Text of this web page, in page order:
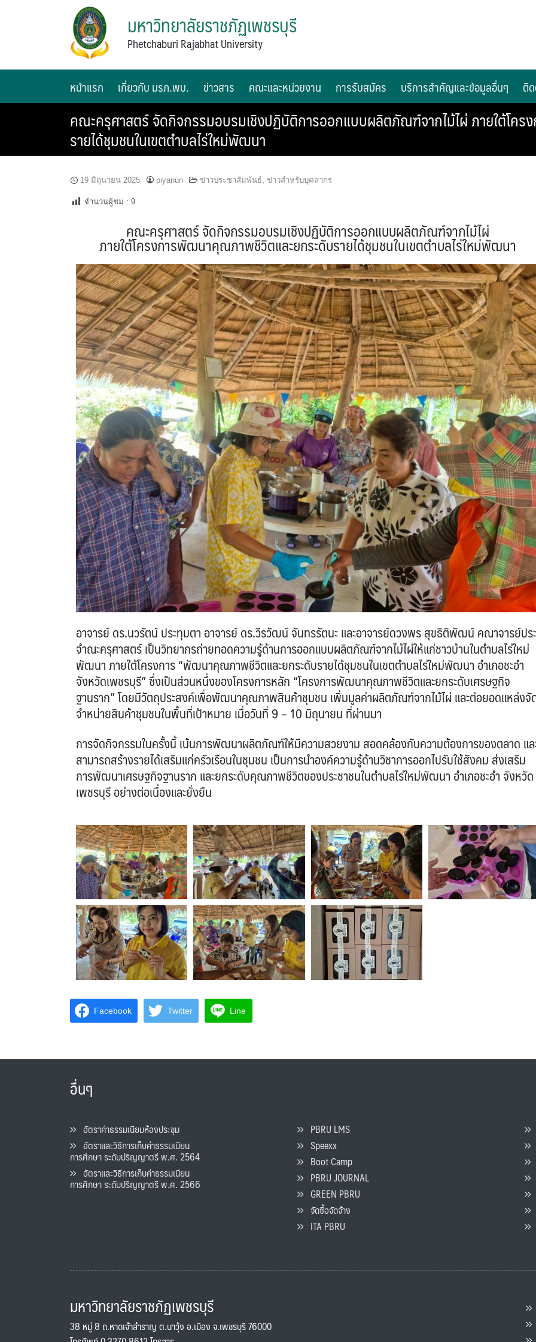
มหาวิทยาลัยราชภัฏเพชรบุรี
Phetchaburi Rajabhat University
หน้าแรก เกี่ยวกับ มรภ.พบ. ข่าวสาร คณะและหน่วยงาน การรับสมัคร บริการสำคัญและข้อมูลอื่นๆ ติ
คณะครุศาสตร์ จัดกิจกรรมอบรมเชิงปฏิบัติการออกแบบผลิตภัณฑ์จากไม้ไผ่ ภายใต้โค
รายได้ชุมชนในเขตตำบลไร่ใหม่พัฒนา
19 มิถุนายน 2025 piyanun ข่าวประชาสัมพันธ์, ข่าวสำหรับบุคลากร
จำนวนผู้ชม : 9
คณะครุศาสตร์ จัดกิจกรรมอบรมเชิงปฏิบัติการออกแบบผลิตภัณฑ์จากไม้ไผ่
ภายใต้โครงการพัฒนาคุณภาพชีวิตและยกระดับรายได้ชุมชนในเขตตำบลไร่ใหม่พัฒนา
อาจารย์ ดร.นวรัตน์ ประทุมตา อาจารย์ ดร.วีรวัฒน์ จันทรรัตนะ และอาจารย์ดวงพร สุขธิติพัฒน์ คณาจารย์ประ
จำณะครุศาสตร์ เป็นวิทยากรถ่ายทอดความรู้ด้านการออกแบบผลิตภัณฑ์จากไม้ไผ่ให้แก่ชาวบ้านในตำบลไร่ใหม่
พัฒนา ภายใต้โครงการ “พัฒนาคุณภาพชีวิตและยกระดับรายได้ชุมชนในเขตตำบลไร่ใหม่พัฒนา อำเภอชะอำ
จังหวัดเพชรบุรี” ซึ่งเป็นส่วนหนึ่งของโครงการหลัก “โครงการพัฒนาคุณภาพชีวิตและยกระดับเศรษฐกิจ
ฐานราก” โดยมีวัตถุประสงค์เพื่อพัฒนาคุณภาพสินค้าชุมชน เพิ่มมูลค่าผลิตภัณฑ์จากไม้ไผ่ และต่อยอดแหล่งจั
จำหน่ายสินค้าชุมชนในพื้นที่เป้าหมาย เมื่อวันที่ 9 – 10 มิถุนายน ที่ผ่านมา
การจัดกิจกรรมในครั้งนี้ เน้นการพัฒนาผลิตภัณฑ์ให้มีความสวยงาม สอดคล้องกับความต้องการของตลาด แ
สามารถสร้างรายได้เสริมแก่ครัวเรือนในชุมชน เป็นการนำองค์ความรู้ด้านวิชาการออกไปรับใช้สังคม ส่งเสริม
การพัฒนาเศรษฐกิจฐานราก และยกระดับคุณภาพชีวิตของประชาชนในตำบลไร่ใหม่พัฒนา อำเภอชะอำ จังหวัด
เพชรบุรี อย่างต่อเนื่องและยั่งยืน
Facebook Twitter Line
อื่นๆ
อัตราค่าธรรมเนียมห้องประชุม
อัตราและวิธีการเก็บค่าธรรมเนียน
การศึกษา ระดับปริญญาตรี พ.ศ. 2564
อัตราและวิธีการเก็บค่าธรรมเนียน
การศึกษา ระดับปริญญาตรี พ.ศ. 2566
PBRU LMS
Speexx
Boot Camp
PBRU JOURNAL
GREEN PBRU
จัดซื้อจัดจ้าง
ITA PBRU
มหาวิทยาลัยราชภัฏเพชรบุรี
38 หมู่ 8 ถ.หาดเจ้าสำราญ ต.นาวุ้ง อ.เมือง จ.เพชรบุรี 76000